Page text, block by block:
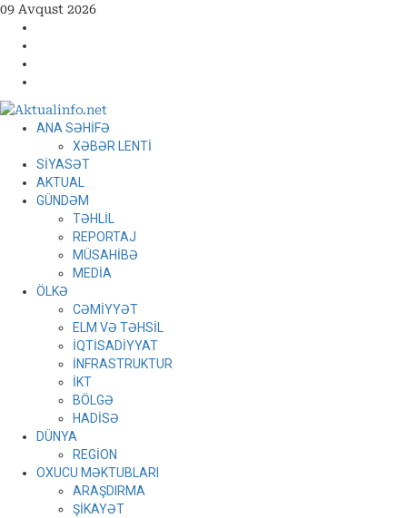
Skip
content
09 Avqust 2026
PrimaryANA SƏHİFƏ
XƏBƏR LENTİ
SİYASƏT
AKTUAL
GÜNDƏM
TƏHLİL
REPORTAJ
MÜSAHİBƏ
MEDİA
ÖLKƏ
CƏMİYYƏT
ELM VƏ TƏHSİL
İQTİSADİYYAT
İNFRASTRUKTUR
İKT
BÖLGƏ
HADİSƏ
DÜNYA
REGİON
OXUCU MƏKTUBLARI
ARAŞDIRMA
ŞİKAYƏT